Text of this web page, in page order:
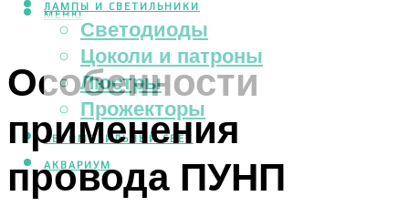
ЛАМПЫ И СВЕТИЛЬНИКИ
Светодиоды
Цоколи и патроны
Люстры
Прожекторы
АВТОМОБИЛЬНЫЙ СВЕТ
АКВАРИУМ
МЕНЮ
Особенности
применения
провода ПУНП